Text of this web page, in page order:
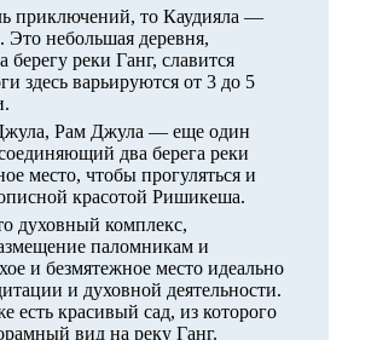
приключений, то Каудияла —
Это небольшая деревня,
берегу реки Ганг, славится
здесь варьируются от 3 до 5
Рам Джула — еще один
два берега реки
место, чтобы прогуляться и
красотой Ришикеша.
духовный комплекс,
паломникам и
и безмятежное место идеально
и духовной деятельности.
есть красивый сад, из которого
вид на реку Ганг.